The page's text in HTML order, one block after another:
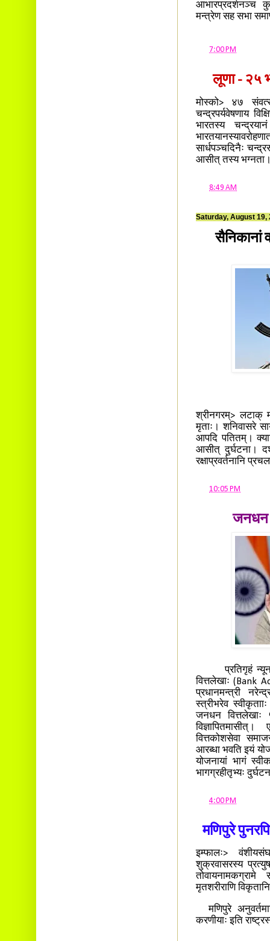
आभारप्रदर्शनञ्च
मन्त्रेण सह सभा
7:00 PM
लूणा - २५
मोस्को> ४७
चन्द्रपर्यवेषणाय
भारतस्य
सार्धपञ्चदिनैः
आसीत् तस्य
8:49 AM
Saturday, August 19,
सैनिकानां
श्रीनगरम्> लटाक्
मृताः। शनिवासरे
आपदि पतितम्।
आसीत् दुर्घटना।
रक्षाप्रवर्तनानि
10:05 PM
जनधन
प्रतिगृहं
वित्तलेखाः (Bank
प्रधानमन्त्री
स्त्रीभरेव
जनधन वित्तलेखाः
वित्तकोशसेवा
आरब्धा भवति इयं
योजनायां भागं
भागग्रहीतृभ्यः
4:00 PM
मणिपुरे
इम्फालः>
शुक्रवासरस्य
मृतशरीराणि
मणिपुरे
करणीयाः इति